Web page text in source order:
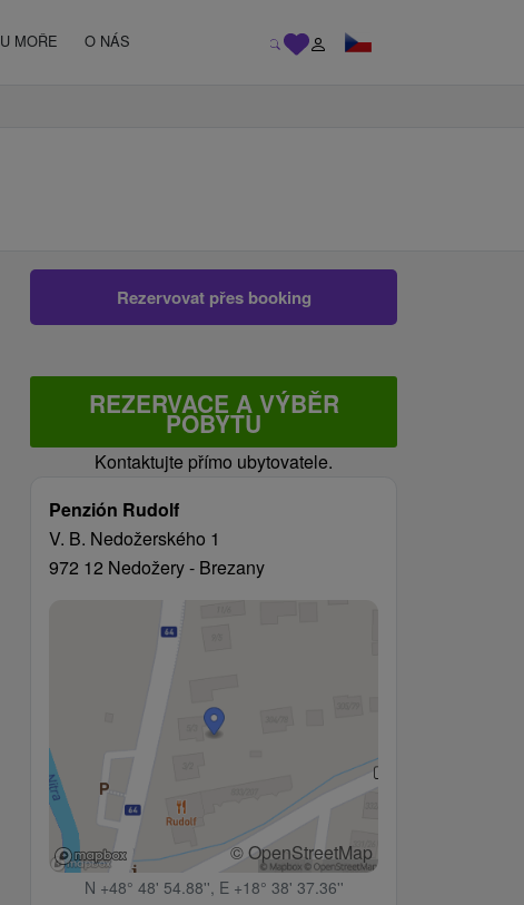
U MOŘE O NÁS
Rezervovat přes booking
REZERVACE A VÝBĚR
POBYTU
Kontaktujte přímo ubytovatele.
Penzión Rudolf
V. B. Nedožerského 1
972 12 Nedožery - Brezany
© OpenStreetMap
N +48° 48' 54.88'', E +18° 38' 37.36''